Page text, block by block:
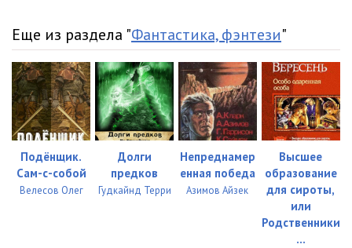
Еще из раздела "Фантастика, фэнтези"
Подёнщик.
Сам-с-собой
Велесов Олег
Долги
предков
Гудкайнд Терри
Непреднамер
енная победа
Азимов Айзек
Высшее
образование
для сироты,
или
Родственники
...